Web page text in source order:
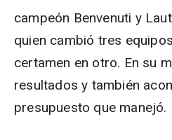
campeón Benvenuti y
quien cambió tres
certamen en otro. En su
resultados y también
presupuesto que manejó.